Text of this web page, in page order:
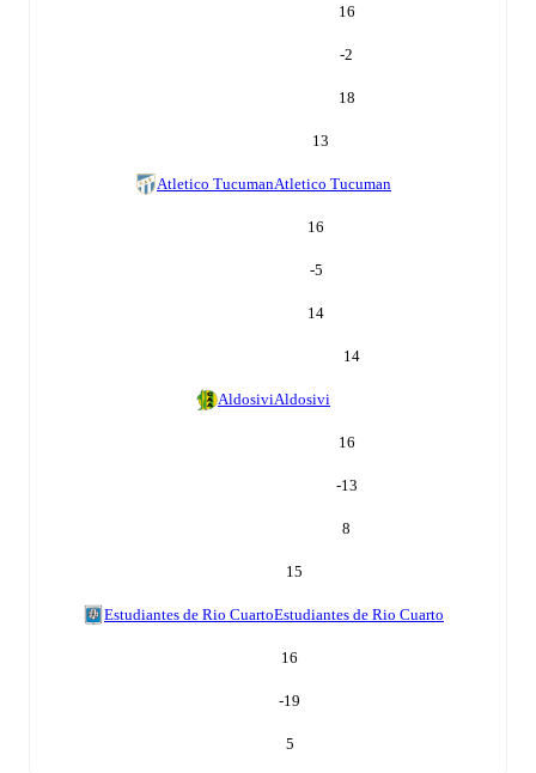
16
-2
18
13
Atletico TucumanAtletico Tucuman
16
-5
14
14
AldosiviAldosivi
16
-13
8
15
Estudiantes de Rio CuartoEstudiantes de Rio Cuarto
16
-19
5